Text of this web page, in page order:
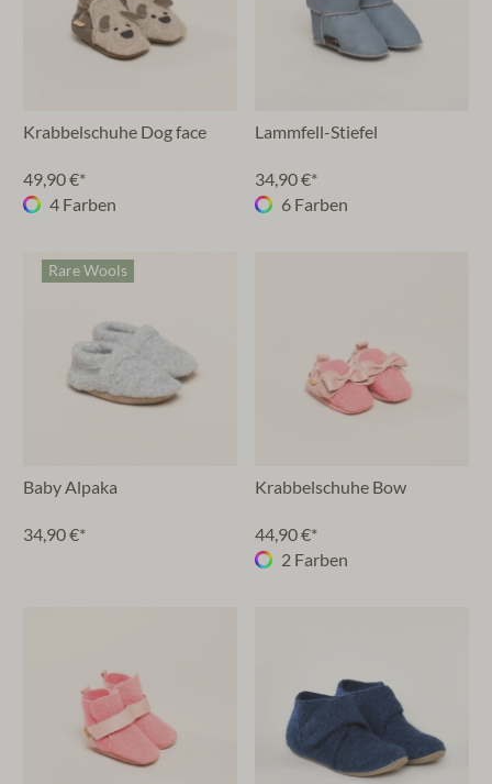
Krabbelschuhe Dog face
49,90 €*
4 Farben
Lammfell-Stiefel
34,90 €*
6 Farben
Rare Wools
Baby Alpaka
34,90 €*
Krabbelschuhe Bow
44,90 €*
2 Farben